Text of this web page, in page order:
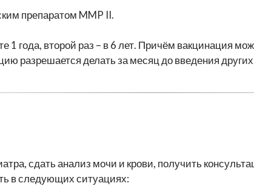
препаратом MMP II.
1 года, второй раз – в 6 лет. Причём вакцинация
разрешается делать за месяц до введения
сдать анализ мочи и крови, получить
в следующих ситуациях: